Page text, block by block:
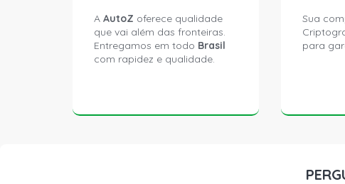
A AutoZ oferece qualidade
que vai além das fronteiras.
Entregamos em todo Brasil
com rapidez e qualidade.
Sua
para